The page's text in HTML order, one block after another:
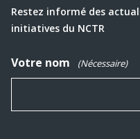
Restez informé des
initiatives du NCTR
Votre nom (Nécessaire)